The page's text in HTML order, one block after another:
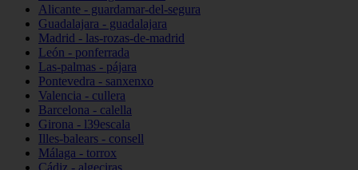
Alicante - guardamar-del-segura
Guadalajara - guadalajara
Madrid - las-rozas-de-madrid
León - ponferrada
Las-palmas - pájara
Pontevedra - sanxenxo
Valencia - cullera
Barcelona - calella
Girona - l39escala
Illes-balears - consell
Málaga - torrox
Cádiz - algeciras